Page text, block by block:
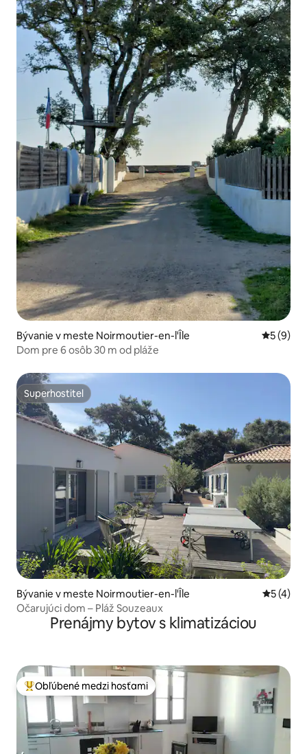
Bývanie v meste Noirmoutier-en-l'Île
5 (9)
Dom pre 6 osôb 30 m od pláže
Superhostiteľ
Superhostiteľ
Bývanie v meste Noirmoutier-en-l'Île
5 (4)
Očarujúci dom – Pláž Souzeaux
Prenájmy bytov s klimatizáciou
Najobľúbenejšie medzi hosťami
Obľúbené medzi hosťami